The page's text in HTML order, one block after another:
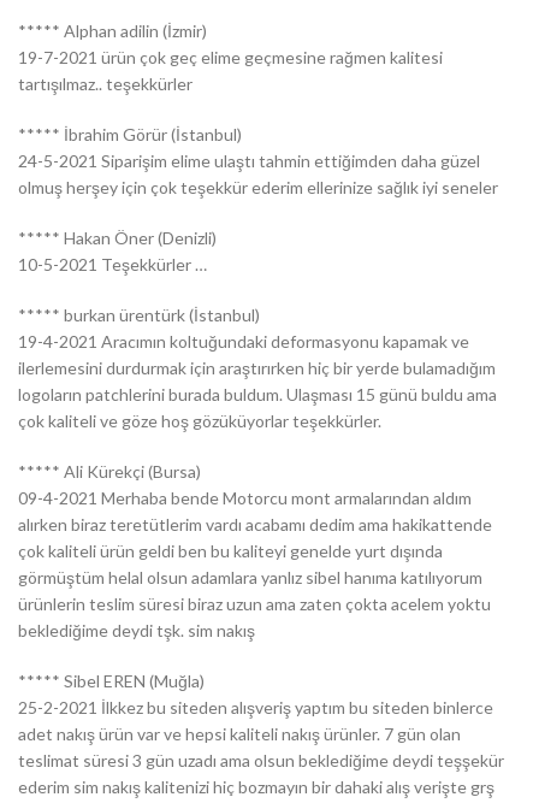
***** Alphan adilin (İzmir)
19-7-2021 ürün çok geç elime geçmesine rağmen kalitesi
tartışılmaz.. teşekkürler
***** İbrahim Görür (İstanbul)
24-5-2021 Siparişim elime ulaştı tahmin ettiğimden daha güzel
olmuş herşey için çok teşekkür ederim ellerinize sağlık iyi seneler
***** Hakan Öner (Denizli)
10-5-2021 Teşekkürler …
***** burkan ürentürk (İstanbul)
19-4-2021 Aracımın koltuğundaki deformasyonu kapamak ve
ilerlemesini durdurmak için araştırırken hiç bir yerde bulamadığım
logoların patchlerini burada buldum. Ulaşması 15 günü buldu ama
çok kaliteli ve göze hoş gözüküyorlar teşekkürler.
***** Ali Kürekçi (Bursa)
09-4-2021 Merhaba bende Motorcu mont armalarından aldım
alırken biraz teretütlerim vardı acabamı dedim ama hakikattende
çok kaliteli ürün geldi ben bu kaliteyi genelde yurt dışında
görmüştüm helal olsun adamlara yanlız sibel hanıma katılıyorum
ürünlerin teslim süresi biraz uzun ama zaten çokta acelem yoktu
beklediğime deydi tşk. sim nakış
***** Sibel EREN (Muğla)
25-2-2021 İlkkez bu siteden alışveriş yaptım bu siteden binlerce
adet nakış ürün var ve hepsi kaliteli nakış ürünler. 7 gün olan
teslimat süresi 3 gün uzadı ama olsun beklediğime deydi teşşekür
ederim sim nakış kalitenizi hiç bozmayın bir dahaki alış verişte grş